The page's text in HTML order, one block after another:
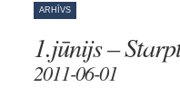
ARHĪVS
1.jūnijs –
2011-06-01